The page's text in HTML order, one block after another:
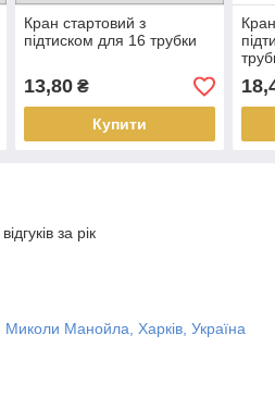
Кран стартовий з
підтиском для 16 трубки
13,80₴
Купити
за рік
Манойла, Харків, Україна